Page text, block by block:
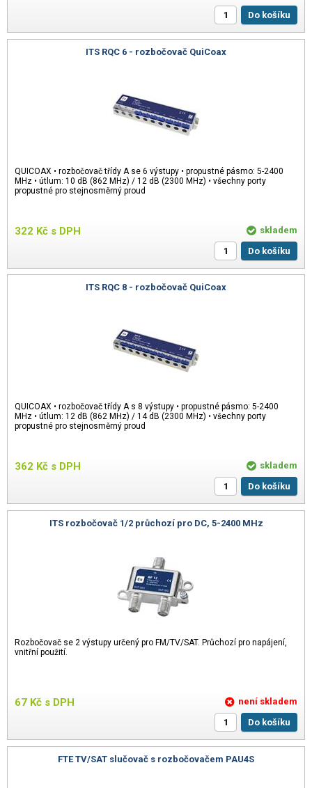
Do košíku
ITS RQC 6 - rozbočovač QuiCoax
QUICOAX • rozbočovač třídy A se 6 výstupy • propustné pásmo: 5-2400
MHz • útlum: 10 dB (862 MHz) / 12 dB (2300 MHz) • všechny porty
propustné pro stejnosměrný proud
322 Kč s DPH
skladem
Do košíku
ITS RQC 8 - rozbočovač QuiCoax
QUICOAX • rozbočovač třídy A s 8 výstupy • propustné pásmo: 5-2400
MHz • útlum: 12 dB (862 MHz) / 14 dB (2300 MHz) • všechny porty
propustné pro stejnosměrný proud
362 Kč s DPH
skladem
Do košíku
ITS rozbočovač 1/2 průchozí pro DC, 5-2400 MHz
Rozbočovač se 2 výstupy určený pro FM/TV/SAT. Průchozí pro napájení,
vnitřní použití.
67 Kč s DPH
není skladem
Do košíku
FTE TV/SAT slučovač s rozbočovačem PAU4S